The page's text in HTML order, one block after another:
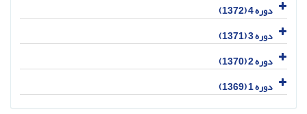
دوره 4 (1372)
دوره 3 (1371)
دوره 2 (1370)
دوره 1 (1369)